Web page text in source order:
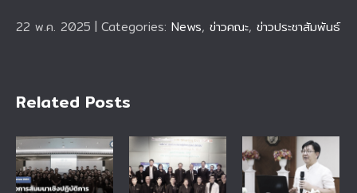
22 พ.ค. 2025 | Categories: News, ข่าวคณะ, ข่าวประชาสัมพันธ์
Related Posts